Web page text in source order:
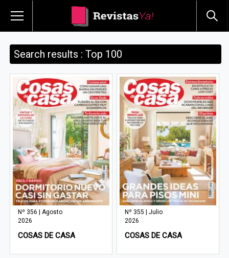
Search results : Top 100
Nº 356 | Agosto
2026
COSAS DE CASA
Nº 355 | Julio
2026
COSAS DE CASA